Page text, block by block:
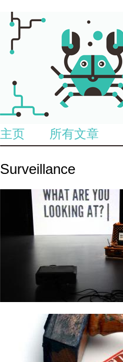
主页 所有文章
Surveillance